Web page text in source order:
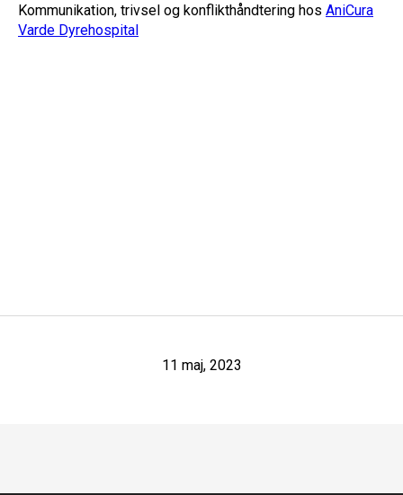
Kommunikation, trivsel og konflikthåndtering hos AniCura
Varde Dyrehospital
11 maj, 2023